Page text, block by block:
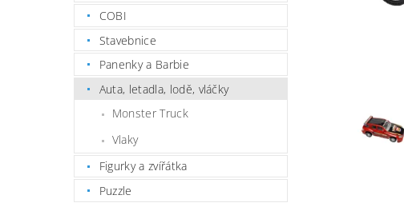
COBI
Stavebnice
Panenky a Barbie
Auta, letadla, lodě, vláčky
Monster Truck
Vlaky
Figurky a zvířátka
Puzzle